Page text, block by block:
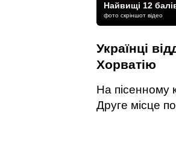
Найвищі 12
фото скріншот відео
Українці
Хорватію
На пісенному
Друге місце